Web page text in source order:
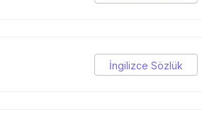
İngilizce Sözlük